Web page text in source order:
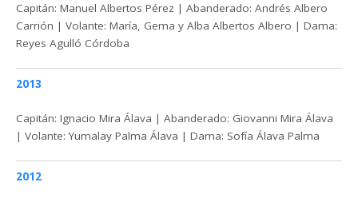
Capitán: Manuel Albertos Pérez | Abanderado: Andrés Albero
Carrión | Volante: María, Gema y Alba Albertos Albero | Dama:
Reyes Agulló Córdoba
2013
Capitán: Ignacio Mira Álava | Abanderado: Giovanni Mira Álava
| Volante: Yumalay Palma Álava | Dama: Sofía Álava Palma
2012